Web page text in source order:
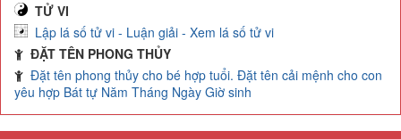
TỬ VI
Lập lá số tử vi - Luận giải - Xem lá số tử vi
ĐẶT TÊN PHONG THỦY
Đặt tên phong thủy cho bé hợp tuổi. Đặt tên cải mệnh cho con
yêu hợp Bát tự Năm Tháng Ngày Giờ sinh